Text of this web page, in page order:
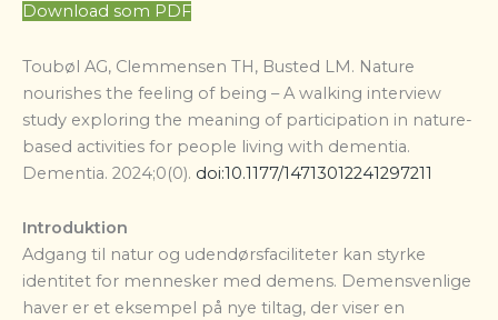
Download som PDF
Toubøl AG, Clemmensen TH, Busted LM. Nature
nourishes the feeling of being – A walking interview
study exploring the meaning of participation in nature-
based activities for people living with dementia.
Dementia. 2024;0(0). doi:10.1177/14713012241297211
Introduktion
Adgang til natur og udendørsfaciliteter kan styrke
identitet for mennesker med demens. Demensvenlige
haver er et eksempel på nye tiltag, der viser en